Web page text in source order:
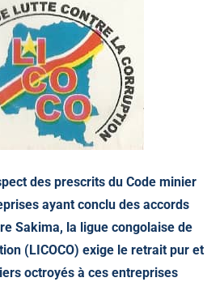
des prescrits du Code minier
ayant conclu des accords
Sakima, la ligue congolaise de
(LICOCO) exige le retrait pur et
octroyés à ces entreprises